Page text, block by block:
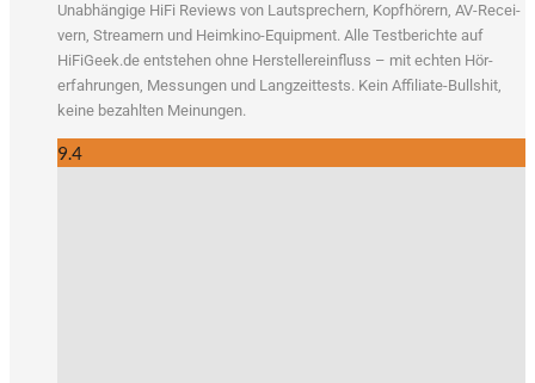
Unab­hän­gi­ge HiFi Reviews von Laut­spre­chern, Kopf­hö­rern, AV-Recei­
vern, Strea­mern und Heim­ki­no-Equip­ment. Alle Test­be­rich­te auf
HiFiGeek.de ent­ste­hen ohne Her­stel­ler­ein­fluss – mit ech­ten Hör­
erfah­run­gen, Mes­sun­gen und Lang­zeit­tests. Kein Affi­lia­te-Bull­shit,
kei­ne bezahl­ten Meinungen.
9.4